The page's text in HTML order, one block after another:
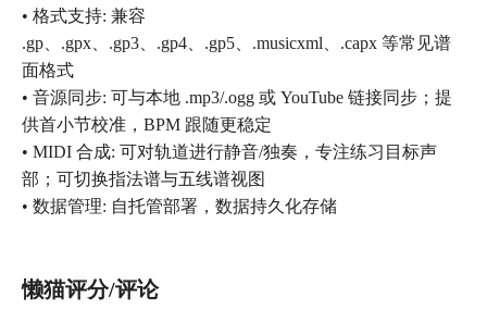
• 格式支持: 兼容
.gp、.gpx、.gp3、.gp4、.gp5、.musicxml、.capx 等常见谱
面格式
• 音源同步: 可与本地 .mp3/.ogg 或 YouTube 链接同步；提
供首小节校准，BPM 跟随更稳定
• MIDI 合成: 可对轨道进行静音/独奏，专注练习目标声
部；可切换指法谱与五线谱视图
• 数据管理: 自托管部署，数据持久化存储
懒猫评分/评论